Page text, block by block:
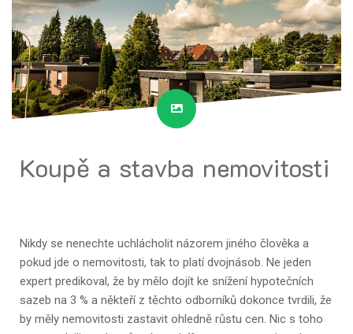
Koupě a stavba nemovitosti
Nikdy se nenechte uchlácholit názorem jiného člověka a
pokud jde o nemovitosti, tak to platí dvojnásob. Ne jeden
expert predikoval, že by mělo dojít ke snížení hypotečních
sazeb na 3 % a někteří z těchto odborníků dokonce tvrdili, že
by měly nemovitosti zastavit ohledně růstu cen. Nic s toho